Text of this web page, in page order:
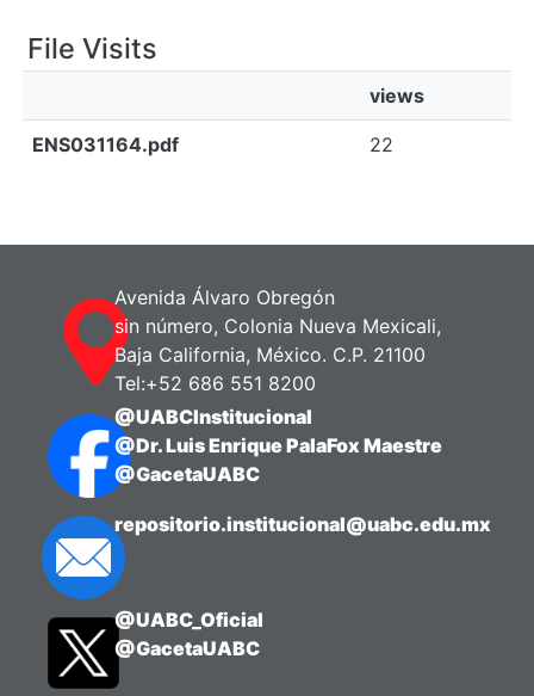
File Visits
views
ENS031164.pdf 22
Avenida Álvaro Obregón
sin número, Colonia Nueva Mexicali,
Baja California, México. C.P. 21100
Tel:+52 686 551 8200
@UABCInstitucional
@Dr. Luis Enrique PalaFox Maestre
@GacetaUABC
repositorio.institucional@uabc.edu.mx
@UABC_Oficial
@GacetaUABC